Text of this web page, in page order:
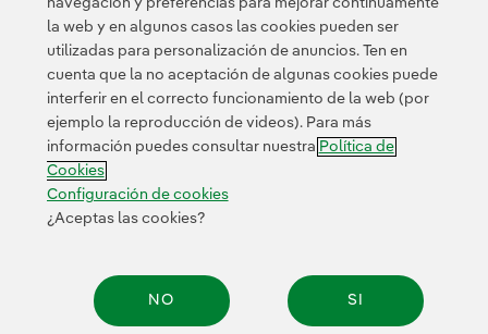
Contacta Clientes Política de Privacidad Información legal
Transparencia en el uso de la IA Política de cookies
Configuración de cookies Accesibilidad Canal de denuncias
© 2026 Iberdrola, S.A. Reservados todos los derechos.
navegación y preferencias para mejorar continuamente
la web y en algunos casos las cookies pueden ser
utilizadas para personalización de anuncios. Ten en
cuenta que la no aceptación de algunas cookies puede
interferir en el correcto funcionamiento de la web (por
ejemplo la reproducción de videos). Para más
información puedes consultar nuestra Política de
Cookies
Configuración de cookies
¿Aceptas las cookies?
NO SI